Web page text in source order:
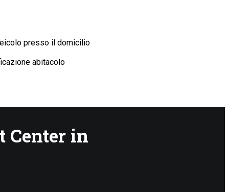
presso il domicilio
abitacolo
Center in